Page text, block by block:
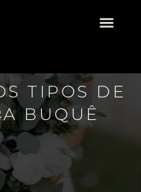
TIPOS DE
BUQUÊ